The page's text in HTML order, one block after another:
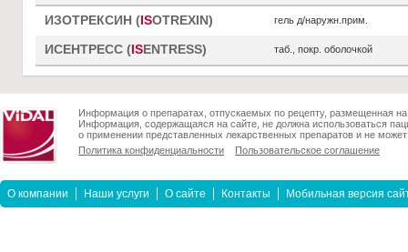
ИЗОТРЕКСИН ( ISOTREXIN) гель д/наружн.прим.
ИСЕНТРЕСС ( IS ENTRESS) таб., покр. оболочкой
Информация о препаратах, отпускаемых по рецепту, размещенная
Информация, содержащаяся на сайте, не должна использоваться
о применении представленных лекарственных препаратов и не
Политика конфиденциальности
Пользовательское соглашение
О компании Наши услуги О сайте Контакты Мобильная версия